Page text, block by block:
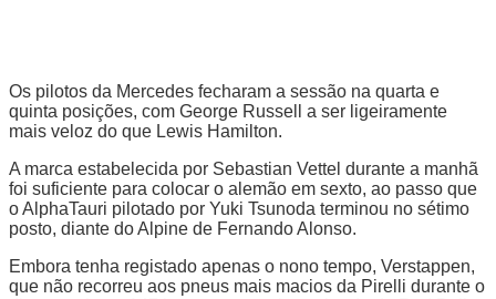
Os pilotos da Mercedes fecharam a sessão na quarta e
quinta posições, com George Russell a ser ligeiramente
mais veloz do que Lewis Hamilton.
A marca estabelecida por Sebastian Vettel durante a manhã
foi suficiente para colocar o alemão em sexto, ao passo que
o AlphaTauri pilotado por Yuki Tsunoda terminou no sétimo
posto, diante do Alpine de Fernando Alonso.
Embora tenha registado apenas o nono tempo, Verstappen,
que não recorreu aos pneus mais macios da Pirelli durante o